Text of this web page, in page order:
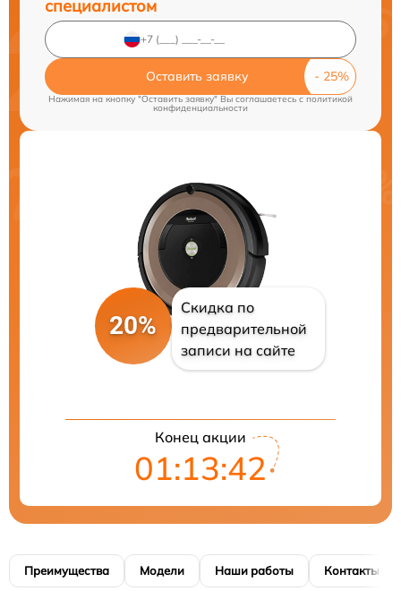
специалистом
Оставить заявку
Нажимая на кнопку "Оставить заявку" Вы соглашаетесь cполитикой
конфиденциальности
20%
Скидка по
предварительной
записи на сайте
Конец акции
01:13:41
Преимущества Модели Наши работы Контакты